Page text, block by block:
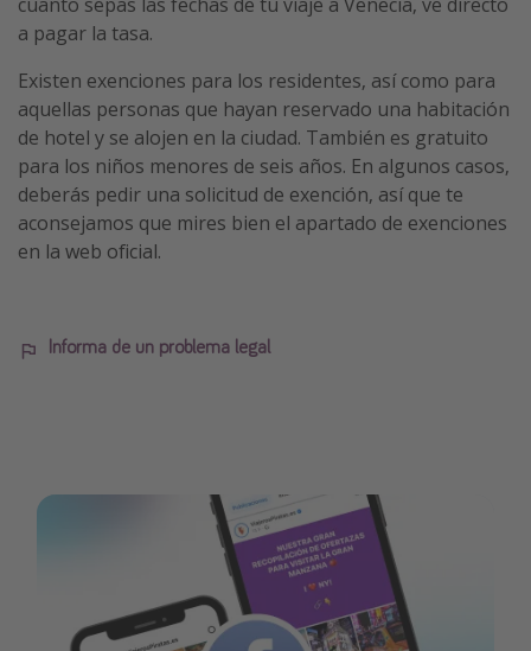
a pagar la tasa.
Existen exenciones para los residentes, así como para
aquellas personas que hayan reservado una habitación
de hotel y se alojen en la ciudad. También es gratuito
para los niños menores de seis años. En algunos casos,
deberás pedir una solicitud de exención, así que te
aconsejamos que mires bien el apartado de exenciones
en la web oficial.
Informa de un problema legal